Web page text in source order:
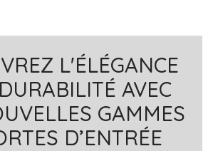
L'ÉLÉGANCE
AVEC
GAMMES
D’ENTRÉE